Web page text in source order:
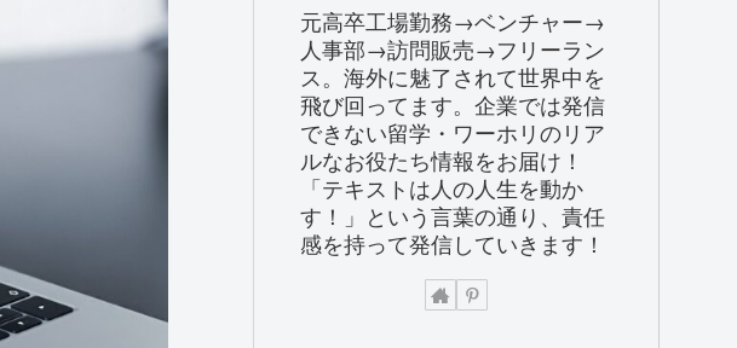
元高卒工場勤務→ベンチャー→
人事部→訪問販売→フリーラン
ス。海外に魅了されて世界中を
飛び回ってます。企業では発信
できない留学・ワーホリのリア
ルなお役たち情報をお届け！
「テキストは人の人生を動か
す！」という言葉の通り、責任
感を持って発信していきます！